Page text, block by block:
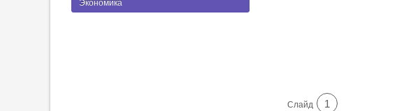
Экономика
Cлайд 1